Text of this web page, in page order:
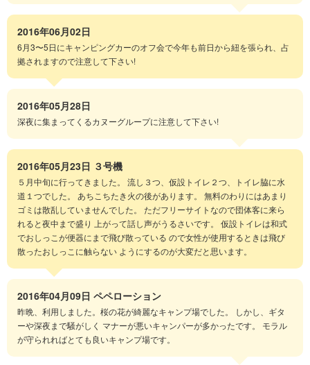
2016年06月02日
6月3〜5日にキャンピングカーのオフ会で今年も前日から紐を張られ、占
拠されますので注意して下さい!
2016年05月28日
深夜に集まってくるカヌーグループに注意して下さい!
2016年05月23日 ３号機
５月中旬に行ってきました。 流し３つ、仮設トイレ２つ、トイレ脇に水
道１つでした。 あちこちたき火の後があります。 無料のわりにはあまり
ゴミは散乱していませんでした。 ただフリーサイトなので団体客に来ら
れると夜中まで盛り 上がって話し声がうるさいです。 仮設トイレは和式
でおしっこが便器にまで飛び散っている ので女性が使用するときは飛び
散ったおしっこに触らない ようにするのが大変だと思います。
2016年04月09日 ペペローション
昨晩、利用しました。桜の花が綺麗なキャンプ場でした。 しかし、ギタ
ーや深夜まで騒がしく マナーが悪いキャンパーが多かったです。 モラル
が守られればとても良いキャンプ場です。